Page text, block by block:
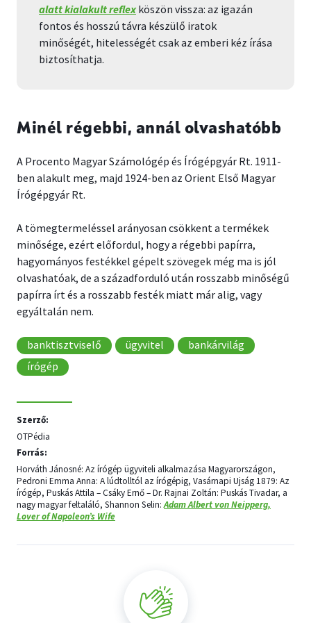
alatt kialakult reflexköszön vissza: az igazán
fontos és hosszú távra készülő iratok
minőségét, hitelességét csak az emberi kéz írása
biztosíthatja.
Minél régebbi, annál olvashatóbb
A Procento Magyar Számológép és Írógépgyár Rt. 1911-
ben alakult meg, majd 1924-ben az Orient Első Magyar
Írógépgyár Rt.
A tömegtermeléssel arányosan csökkent a termékek
minősége, ezért előfordul, hogy a régebbi papírra,
hagyományos festékkel gépelt szövegek még ma is jól
olvashatóak, de a századforduló után rosszabb minőségű
papírra írt és a rosszabb festék miatt már alig, vagy
egyáltalán nem.
banktisztviselő ügyvitel
bankárvilág
írógép
Szerző:
OTPédia
Forrás:
Horváth Jánosné: Az írógép ügyviteli alkalmazása Magyarországon,
Pedroni Emma Anna: A lúdtolltól az írógépig, Vasárnapi Ujság 1879: Az
írógép, Puskás Attila – Csáky Ernő – Dr. Rajnai Zoltán: Puskás Tivadar, a
nagy magyar feltaláló, Shannon Selin:Adam Albert von Neipperg,
Lover of Napoleon’s Wife